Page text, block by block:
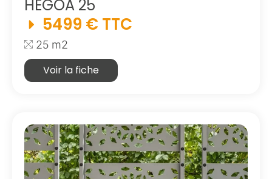
HEGOA 25
5499 € TTC
25 m2
Voir la fiche